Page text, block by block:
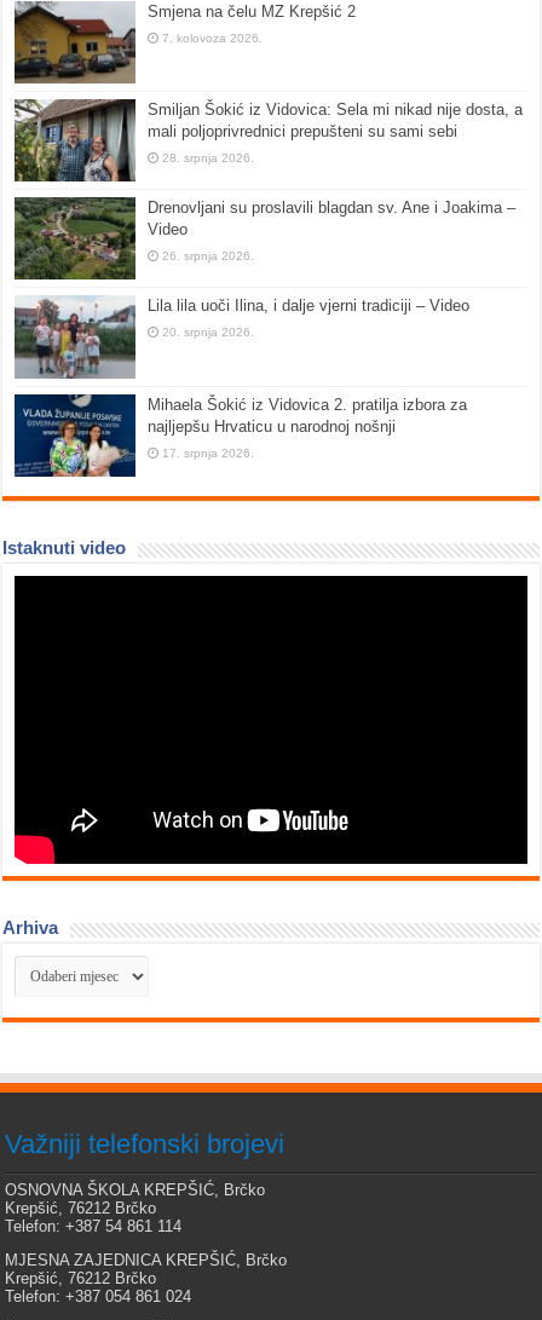
Smjena na čelu MZ Krepšić 2
7. kolovoza 2026.
Smiljan Šokić iz Vidovica: Sela mi nikad nije dosta, a
mali poljoprivrednici prepušteni su sami sebi
28. srpnja 2026.
Drenovljani su proslavili blagdan sv. Ane i Joakima –
Video
26. srpnja 2026.
Lila lila uoči Ilina, i dalje vjerni tradiciji – Video
20. srpnja 2026.
Mihaela Šokić iz Vidovica 2. pratilja izbora za
najljepšu Hrvaticu u narodnoj nošnji
17. srpnja 2026.
Istaknuti video
Arhiva
Arhiva
Važniji telefonski brojevi
OSNOVNA ŠKOLA KREPŠIĆ, Brčko
Krepšić, 76212 Brčko
Telefon: +387 54 861 114
MJESNA ZAJEDNICA KREPŠIĆ, Brčko
Krepšić, 76212 Brčko
Telefon: +387 054 861 024